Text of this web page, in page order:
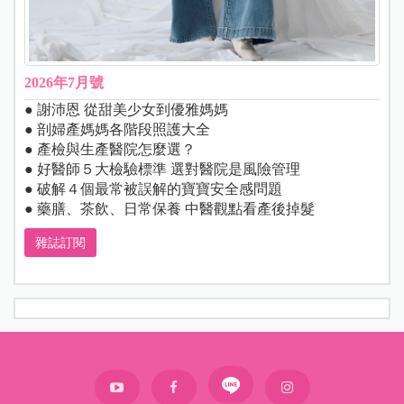
2026年7月號
● 謝沛恩 從甜美少女到優雅媽媽
● 剖婦產媽媽各階段照護大全
● 產檢與生產醫院怎麼選？
● 好醫師５大檢驗標準 選對醫院是風險管理
● 破解４個最常被誤解的寶寶安全感問題
● 藥膳、茶飲、日常保養 中醫觀點看產後掉髮
雜誌訂閱